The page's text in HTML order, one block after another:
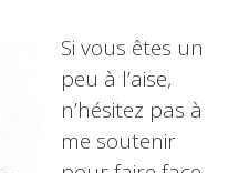
Si vous êtes un
peu à l’aise,
n’hésitez pas à
me soutenir